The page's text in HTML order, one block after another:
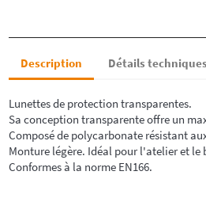
Description Détails techniques
Lunettes de protection transparentes.
Sa conception transparente offre un
Composé de polycarbonate résistant
Monture légère. Idéal pour l'atelier et le
Conformes à la norme EN166.